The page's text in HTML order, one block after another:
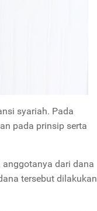
syariah. Pada
pada prinsip serta
dari dana
tersebut dilakukan